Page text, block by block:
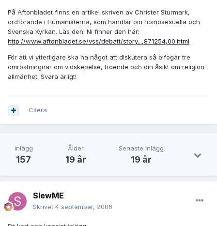
På Aftonbladet finns en artikel skriven av Christer Sturmark,
ordförande i Humanisterna, som handlar om homosexuella och
Svenska Kyrkan. Läs den! Ni finner den här:
http://www.aftonbladet.se/vss/debatt/story...,871254,00.html .
För att vi ytterligare ska ha något att diskutera så bifogar tre
omröstningnar om vidskepelse, troende och din åsikt om religion i
allmänhet. Svara ärligt!
Citera
Inlägg
157
Ålder
19 år
Senaste inlägg
19 år
SlewME
Skrivet 4 september, 2006